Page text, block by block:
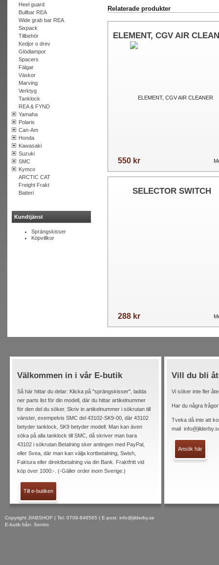
Heel guard
Bullbar REA
Wide grab bar REA
Sixpack
Tillbehör
Kedjor o drev
Glödlampor
Spacers
Fälgar
Väskor
Marving
Verktyg
Tanklock
REA & FYND
Yamaha
Polaris
Can-Am
Honda
Kawasaki
Suzuki
SMC
Kymco
ARCTIC CAT
Freight Frakt
Batteri
Kundtjänst
Sprängskisser
Köpvillkor
Relaterade produkter
ELEMENT, CGV AIR
550 kr
SELECTOR SWITCH
288 kr
Välkommen in i vår E-butik
Så här hittar du delar: Klicka på "sprängskisser", ladda
ner parts list för din modell, där du hittar artikelnummer
för den del du söker. Skriv in artikelnummer i sökrutan till
vänster, exempelvis SMC del 43102-SK9-00, där 43102
betyder tanklock, SK9 betyder modell. Man kan även
söka på alla tanklock till SMC, då skriver man bara
43102 i sökrutan.Betalning sker antingen med PayPal,
eller Svea, där man kan välja kortbetalning, Swish,
Faktura eller direktbetalning via din Bank. Fraktfritt vid
köp över 1000:-. (-Gäller order inom Sverige.)
Till e-butiken
Vill du bli
Vi söker inte fler
Har du några
Tveka då inte att
mail
Ansök här
Copyright JIABSHOP | Tel: 0708-846565 | E-post: info@jilderby.se
E-butik från: Sentro